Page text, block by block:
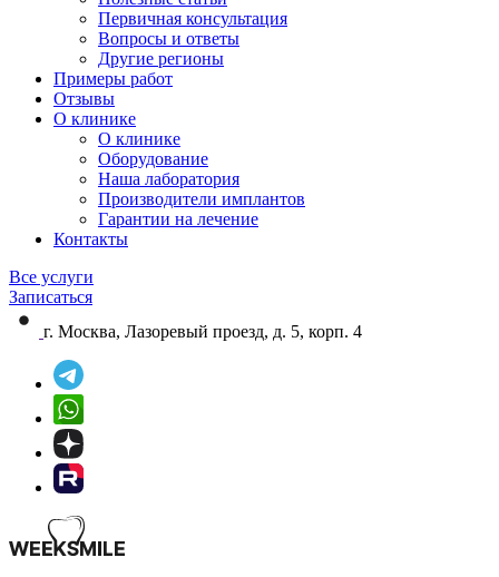
Первичная консультация
Вопросы и ответы
Другие регионы
Примеры работ
Отзывы
О клинике
О клинике
Оборудование
Наша лаборатория
Производители имплантов
Гарантии на лечение
Контакты
Все услуги
Записаться
г. Москва, Лазоревый проезд, д. 5, корп. 4